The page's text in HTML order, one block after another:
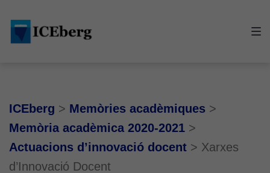
main
content
footer
ICEberg > Memòries acadèmiques >
Memòria acadèmica 2020-2021 >
Actuacions d’innovació docent > Xarxes
d’Innovació Docent